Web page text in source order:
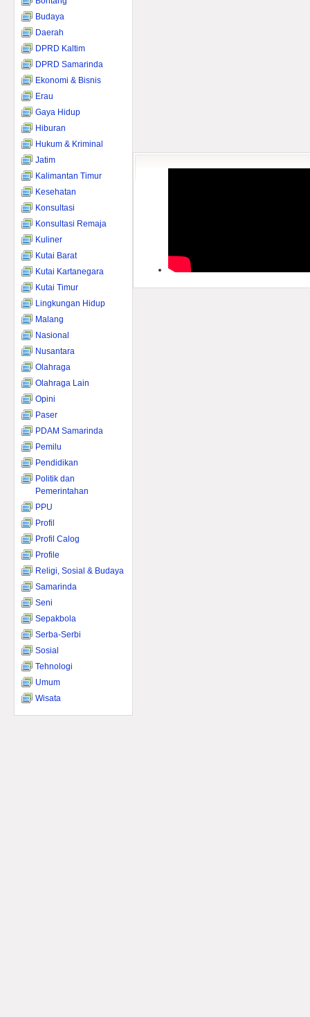
Budaya
Daerah
DPRD Kaltim
DPRD Samarinda
Ekonomi & Bisnis
Erau
Gaya Hidup
Hiburan
Hukum & Kriminal
Jatim
Kalimantan Timur
Kesehatan
Konsultasi
Konsultasi Remaja
Kuliner
Kutai Barat
Kutai Kartanegara
Kutai Timur
Lingkungan Hidup
Malang
Nasional
Nusantara
Olahraga
Olahraga Lain
Opini
Paser
PDAM Samarinda
Pemilu
Pendidikan
Politik dan
Pemerintahan
PPU
Profil
Profil Calog
Profile
Religi, Sosial & Budaya
Samarinda
Seni
Sepakbola
Serba-Serbi
Sosial
Tehnologi
Umum
Wisata